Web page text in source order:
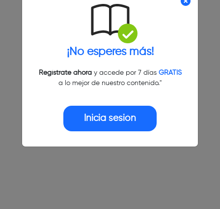
¡No esperes más!
Regístrate ahoray accede por 7 días GRATIS
a lo mejor de nuestro contenido."
Inicia sesión